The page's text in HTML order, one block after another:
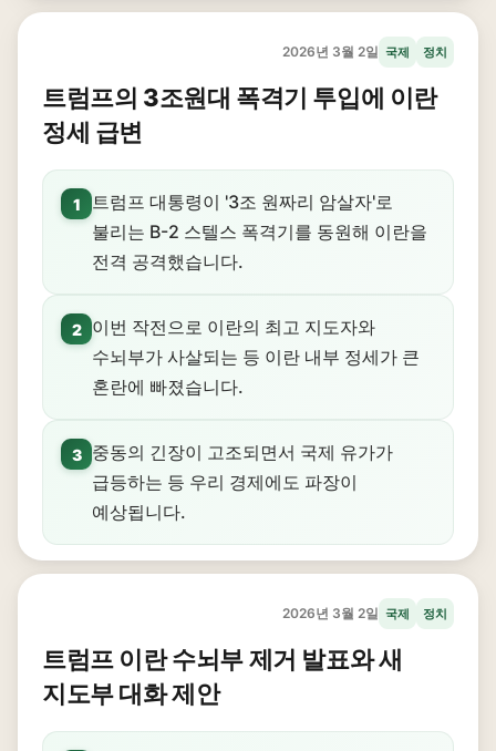
2026년 3월 2일 국제 정치
트럼프의 3조원대 폭격기 투입에 이란
정세 급변
1
트럼프 대통령이 '3조 원짜리 암살자'로
불리는 B-2 스텔스 폭격기를 동원해 이란을
전격 공격했습니다.
2
이번 작전으로 이란의 최고 지도자와
수뇌부가 사살되는 등 이란 내부 정세가 큰
혼란에 빠졌습니다.
3
중동의 긴장이 고조되면서 국제 유가가
급등하는 등 우리 경제에도 파장이
예상됩니다.
2026년 3월 2일 국제 정치
트럼프 이란 수뇌부 제거 발표와 새
지도부 대화 제안